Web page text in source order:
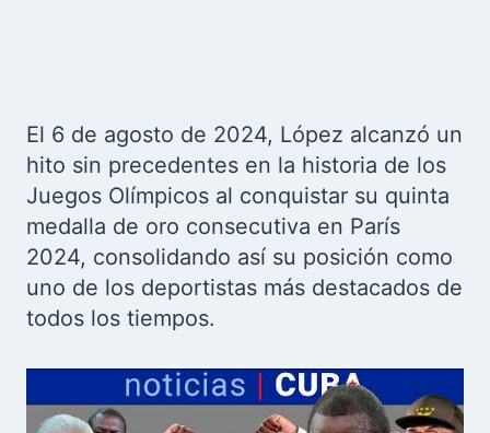
El 6 de agosto de 2024, López alcanzó un
hito sin precedentes en la historia de los
Juegos Olímpicos al conquistar su quinta
medalla de oro consecutiva en París
2024, consolidando así su posición como
uno de los deportistas más destacados de
todos los tiempos.